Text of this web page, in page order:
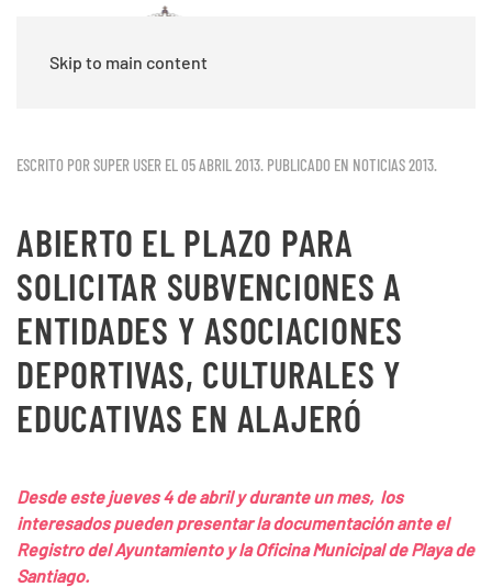
Skip to main content
ESCRITO POR SUPER USER EL05 ABRIL 2013. PUBLICADO EN NOTICIAS 2013.
ABIERTO EL PLAZO PARA
SOLICITAR SUBVENCIONES A
ENTIDADES Y ASOCIACIONES
DEPORTIVAS, CULTURALES Y
EDUCATIVAS EN ALAJERÓ
Desde este jueves 4 de abril y durante un mes, los
interesados pueden presentar la documentación ante el
Registro del Ayuntamiento y la Oficina Municipal de Playa de
Santiago.